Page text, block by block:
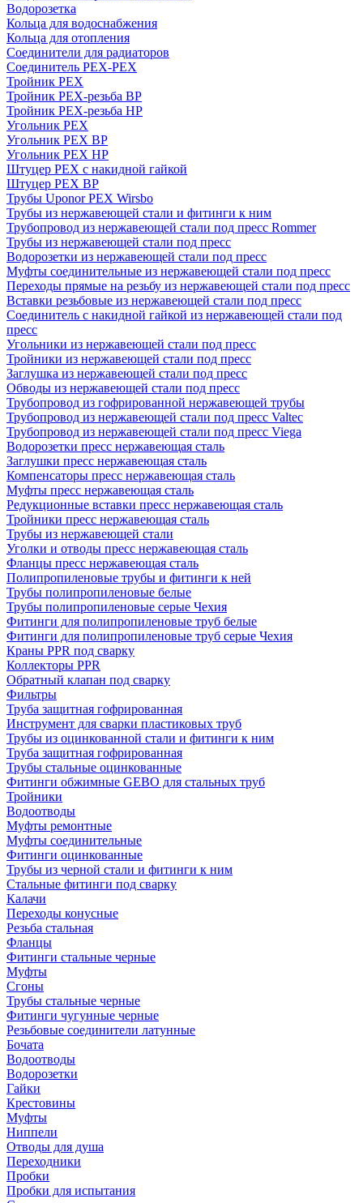
Водорозетка
Кольца для водоснабжения
Кольца для отопления
Соединители для радиаторов
Соединитель PEX-PEX
Тройник PEX
Тройник PEX-резьба ВР
Тройник PEX-резьба НР
Угольник PEX
Угольник PEX ВР
Угольник PEX НР
Штуцер PEX c накидной гайкой
Штуцер PEX ВР
Трубы Uponor PEX Wirsbo
Трубы из нержавеющей стали и фитинги к ним
Трубопровод из нержавеющей стали под пресс Rommer
Трубы из нержавеющей стали под пресс
Водорозетки из нержавеющей стали под пресс
Муфты соединительные из нержавеющей стали под пресс
Переходы прямые на резьбу из нержавеющей стали под пресс
Вставки резьбовые из нержавеющей стали под пресс
Соединитель с накидной гайкой из нержавеющей стали под
пресс
Угольники из нержавеющей стали под пресс
Тройники из нержавеющей стали под пресс
Заглушка из нержавеющей стали под пресс
Обводы из нержавеющей стали под пресс
Трубопровод из гофрированной нержавеющей трубы
Трубопровод из нержавеющей стали под пресс Valtec
Трубопровод из нержавеющей стали под пресс Viega
Водорозетки пресс нержавеющая сталь
Заглушки пресс нержавеющая сталь
Компенсаторы пресс нержавеющая сталь
Муфты пресс нержавеющая сталь
Редукционные вставки пресс нержавеющая сталь
Тройники пресс нержавеющая сталь
Трубы из нержавеющей стали
Уголки и отводы пресс нержавеющая сталь
Фланцы пресс нержавеющая сталь
Полипропиленовые трубы и фитинги к ней
Трубы полипропиленовые белые
Трубы полипропиленовые серые Чехия
Фитинги для полипропиленовые труб белые
Фитинги для полипропиленовые труб серые Чехия
Краны PPR под сварку
Коллекторы PPR
Обратный клапан под сварку
Фильтры
Труба защитная гофрированная
Инструмент для сварки пластиковых труб
Трубы из оцинкованной стали и фитинги к ним
Труба защитная гофрированная
Трубы стальные оцинкованные
Фитинги обжимные GEBO для стальных труб
Тройники
Водоотводы
Муфты ремонтные
Муфты соединительные
Фитинги оцинкованные
Трубы из черной стали и фитинги к ним
Стальные фитинги под сварку
Калачи
Переходы конусные
Резьба стальная
Фланцы
Фитинги стальные черные
Муфты
Сгоны
Трубы стальные черные
Фитинги чугунные черные
Резьбовые соединители латунные
Бочата
Водоотводы
Водорозетки
Гайки
Крестовины
Муфты
Ниппели
Отводы для душа
Переходники
Пробки
Пробки для испытания